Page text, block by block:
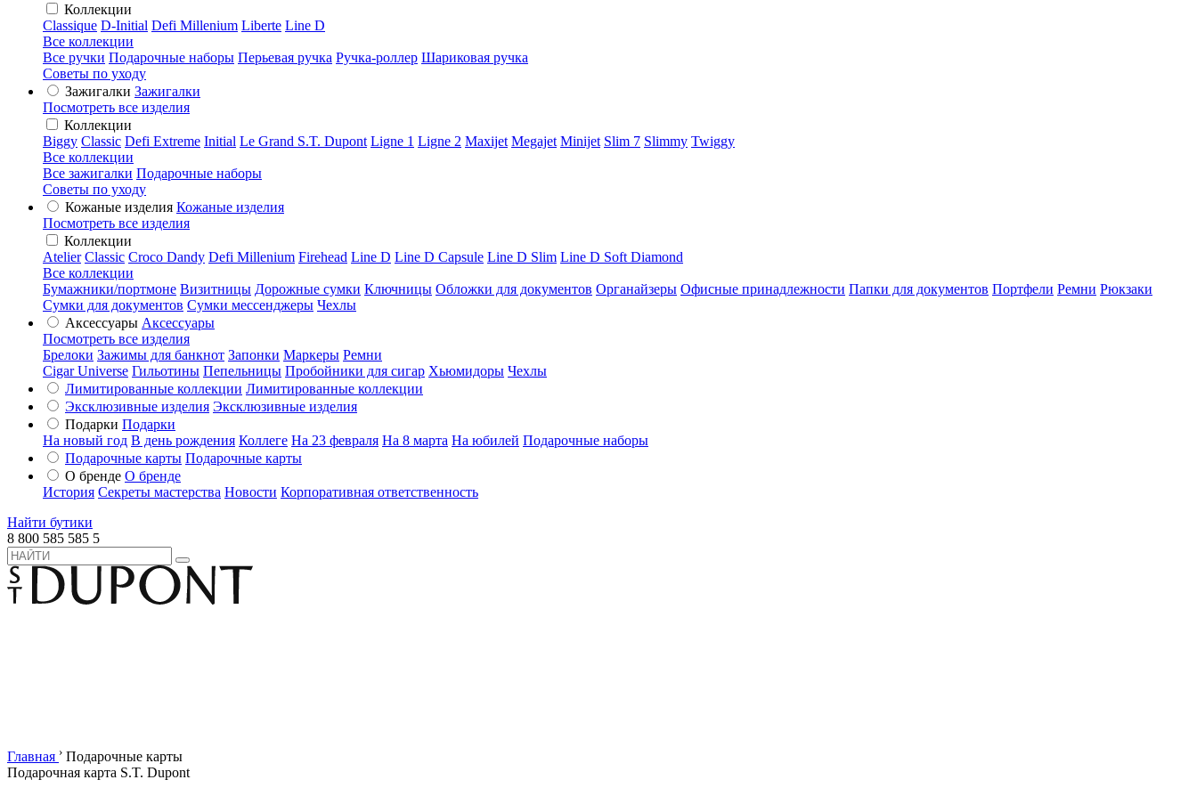
Коллекции
Classique D-Initial Defi Millenium Liberte Line D
Все коллекции
Все ручки Подарочные наборы Перьевая ручка Ручка-роллер Шариковая ручка
Советы по уходу
Зажигалки Зажигалки
Посмотреть все изделия
Коллекции
Biggy Classic Defi Extreme Initial Le Grand S.T. Dupont Ligne 1 Ligne 2 Maxijet Megajet Minijet Slim 7 Slimmy Twiggy
Все коллекции
Все зажигалки Подарочные наборы
Советы по уходу
Кожаные изделия Кожаные изделия
Посмотреть все изделия
Коллекции
Atelier Classic Croco Dandy Defi Millenium Firehead Line D Line D Capsule Line D Slim Line D Soft Diamond
Все коллекции
Бумажники/портмоне Визитницы Дорожные сумки Ключницы Обложки для документов Органайзеры Офисные принадлежности Папки для документов Портфели Ремни Рюкзаки
Сумки для документов Сумки мессенджеры Чехлы
Аксессуары Аксессуары
Посмотреть все изделия
Брелоки Зажимы для банкнот Запонки Маркеры Ремни
Cigar Universe Гильотины Пепельницы Пробойники для сигар Хьюмидоры Чехлы
Лимитированные коллекции Лимитированные коллекции
Эксклюзивные изделия Эксклюзивные изделия
Подарки Подарки
На новый год В день рождения Коллеге На 23 февраля На 8 марта На юбилей Подарочные наборы
Подарочные карты Подарочные карты
О бренде О бренде
История Секреты мастерства Новости Корпоративная ответственность
Найти бутики
8 800 585 585 5
Главная › Подарочные карты
Подарочная карта S.T. Dupont